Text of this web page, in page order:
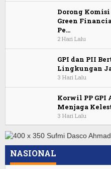
Dorong Komisi
Green
Pe…
2 Hari Lalu
GPI dan PII
Lingkungan
3 Hari Lalu
Korwil PP GPI
Menjaga
3 Hari Lalu
NASIONAL